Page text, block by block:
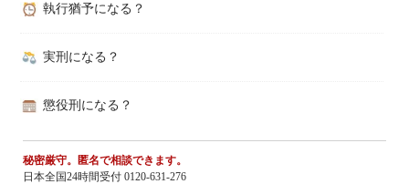
執行猶予になる？
実刑になる？
懲役刑になる？
秘密厳守。匿名で相談できます。
日本全国24時間受付 0120-631-276